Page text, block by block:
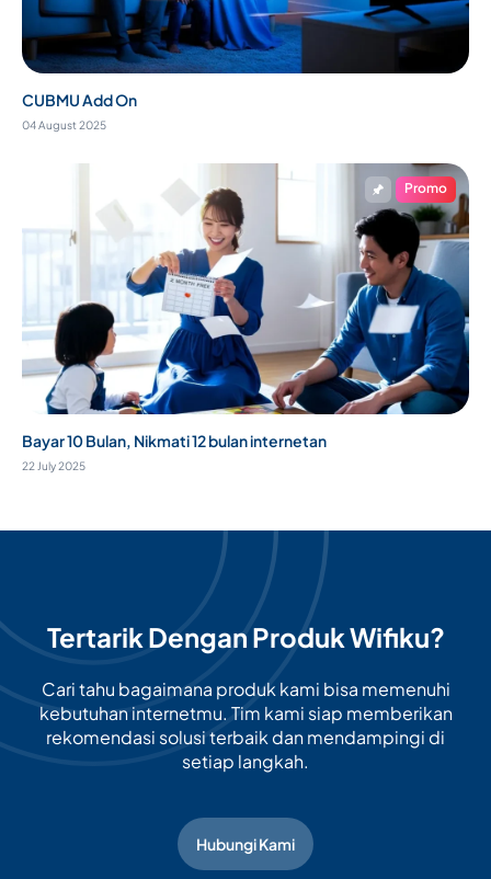
CUBMU Add On
04 August 2025
Promo
Bayar 10 Bulan, Nikmati 12 bulan internetan
22 July 2025
Tertarik Dengan Produk Wifiku?
Cari tahu bagaimana produk kami bisa memenuhi
kebutuhan internetmu. Tim kami siap memberikan
rekomendasi solusi terbaik dan mendampingi di
setiap langkah.
Hubungi Kami